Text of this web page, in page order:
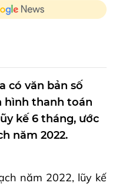
có văn bản số
hình thanh toán
kế 6 tháng, ước
năm 2022.
năm 2022, lũy kế